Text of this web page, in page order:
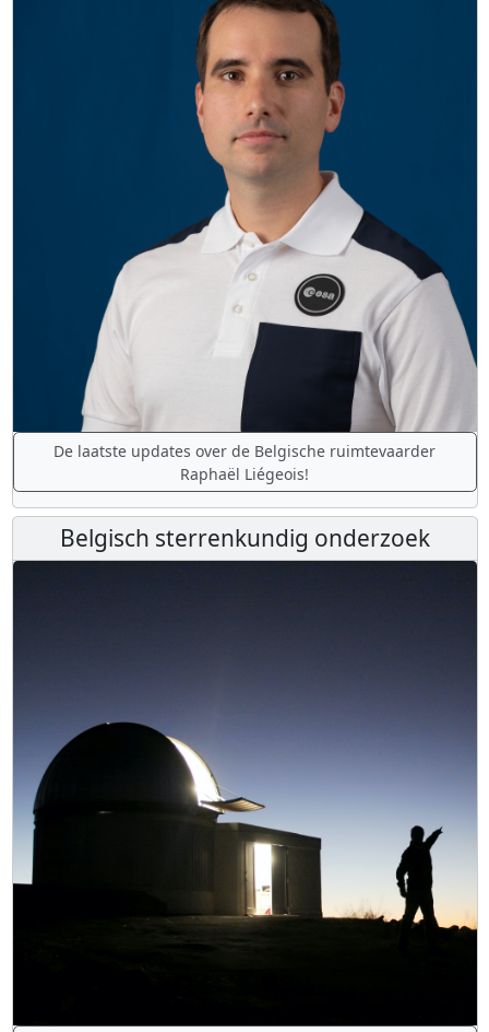
De laatste updates over de Belgische ruimtevaarder
Raphaël Liégeois!
Belgisch sterrenkundig onderzoek